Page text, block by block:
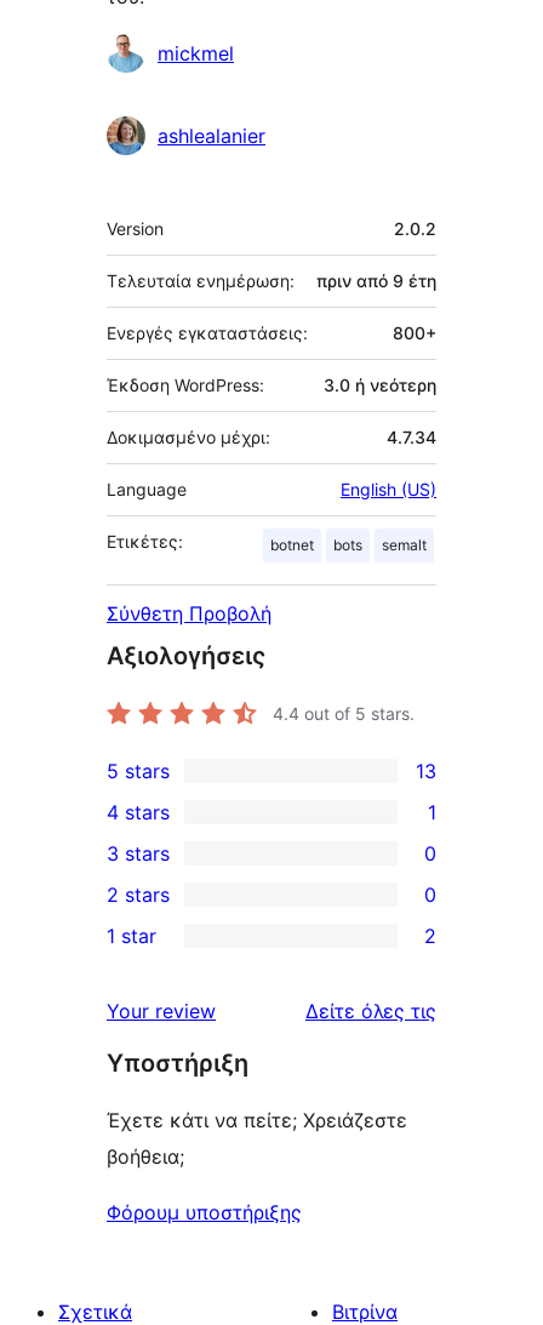
Συντελεστές
mickmel
ashlealanier
Μεταστοιχεία
Version 2.0.2
Τελευταία ενημέρωση: πριν από 9 έτη
Ενεργές εγκαταστάσεις: 800+
Έκδοση WordPress: 3.0 ή νεότερη
Δοκιμασμένο μέχρι: 4.7.34
Language English (US)
Ετικέτες: botnet bots semalt
Σύνθετη Προβολή
Αξιολογήσεις
4.4 out of 5 stars.
13
5-
star
reviews
5 stars 13
4-
star
review
4 stars 1
0
3-
star
3 stars 0
2-
reviews
2 stars 0
star
reviews
1 star 2
Your review Δείτε όλες τις
Υποστήριξη
Έχετε κάτι να πείτε; Χρειάζεστε
βοήθεια;
Φόρουμ υποστήριξης
Σχετικά
Βιτρίνα